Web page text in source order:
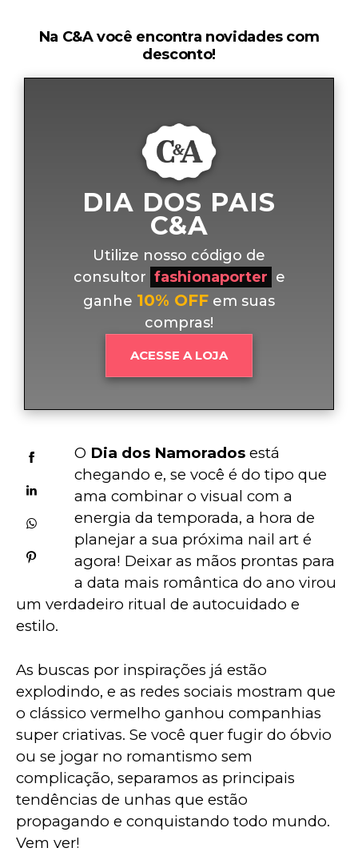
Na C&A você encontra novidades com
desconto!
DIA DOS PAIS
C&A
Utilize nosso código de
consultor fashionaporter e
ganhe 10% OFF em suas
compras!
ACESSE A LOJA
O Dia dos Namorados está
chegando e, se você é do tipo que
ama combinar o visual com a
energia da temporada, a hora de
planejar a sua próxima nail art é
agora! Deixar as mãos prontas para
a data mais romântica do ano virou
um verdadeiro ritual de autocuidado e
estilo.
As buscas por inspirações já estão
explodindo, e as redes sociais mostram que
o clássico vermelho ganhou companhias
super criativas. Se você quer fugir do óbvio
ou se jogar no romantismo sem
complicação, separamos as principais
tendências de unhas que estão
propagando e conquistando todo mundo.
Vem ver!